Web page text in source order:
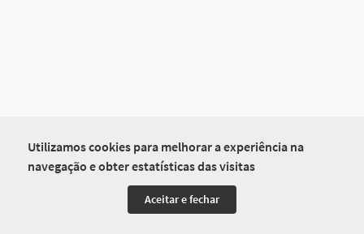
Utilizamos cookies para melhorar a experiência na
navegação e obter estatísticas das visitas
Aceitar e fechar